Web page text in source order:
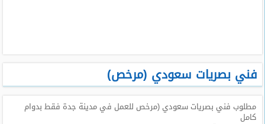
تصفح
الوظائف
وظائف
اليوم
فني بصريات سعودي (مرخص)
مطلوب فني بصريات سعودي (مرخص للعمل في مدينة جدة فقط بدوام
كامل